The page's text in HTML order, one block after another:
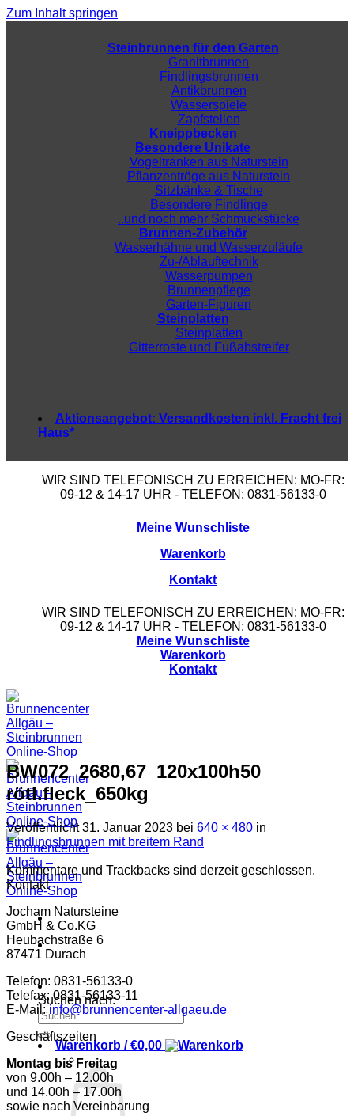
Zum Inhalt springen
WIR SIND TELEFONISCH ZU ERREICHEN: MO-FR:
09-12 & 14-17 UHR - TELEFON: 0831-56133-0
Meine Wunschliste
Warenkorb
Kontakt
WIR SIND TELEFONISCH ZU ERREICHEN: MO-FR:
09-12 & 14-17 UHR - TELEFON: 0831-56133-0
Meine Wunschliste
Warenkorb
Kontakt
Suchen nach:
Warenkorb /€0,00
Steinbrunnen für den Garten
Granitbrunnen
Findlingsbrunnen
Antikbrunnen
Wasserspiele
Zapfstellen
Kneippbecken
Besondere Unikate
Vogeltränken aus Naturstein
Pflanzentröge aus Naturstein
Sitzbänke & Tische
Besondere Findlinge
..und noch mehr Schmuckstücke
Brunnen-Zubehör
Wasserhähne und Wasserzuläufe
Zu-/Ablauftechnik
Wasserpumpen
Brunnenpflege
Garten-Figuren
Steinplatten
Steinplatten
Gitterroste und Fußabstreifer
Aktionsangebot: Versandkosten inkl. Fracht frei
Haus*
BW072_2680,67_120x100h50
rötl.fleck_650kg
Veröffentlicht31. Januar 2023 bei 640 × 480 in
Findlingsbrunnen mit breitem Rand
Kommentare und Trackbacks sind derzeit geschlossen.
Kontakt
Jocham Natursteine
GmbH & Co.KG
Heubachstraße 6
87471 Durach
Telefon: 0831-56133-0
Telefax: 0831-56133-11
E-Mail:info@brunnencenter-allgaeu.de
Geschäftszeiten
Montag bis Freitag
von 9.00h – 12.00h
und 14.00h – 17.00h
sowie nach Vereinbarung